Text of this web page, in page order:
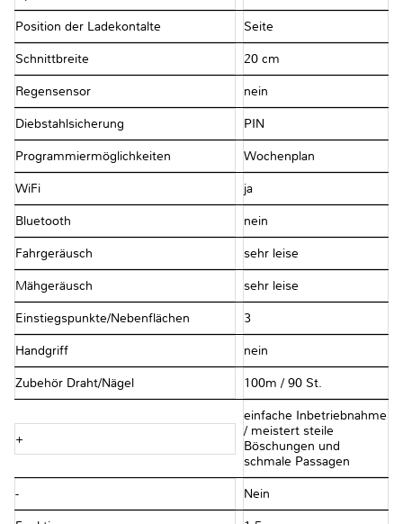
Position der Ladekontalte Seite
Schnittbreite 20 cm
Regensensor nein
Diebstahlsicherung PIN
Programmiermöglichkeiten Wochenplan
WiFi ja
Bluetooth nein
Fahrgeräusch sehr leise
Mähgeräusch sehr leise
Einstiegspunkte/Nebenflächen 3
Handgriff nein
Zubehör Draht/Nägel 100m / 90 St.
+
einfache Inbetriebnahme
/ meistert steile
Böschungen und
schmale Passagen
- Nein